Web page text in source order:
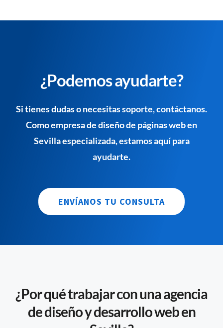
¿Podemos ayudarte?
Si tienes dudas o necesitas soporte, contáctanos.
Como empresa de diseño de páginas web en
Sevilla especializada, estamos aquí para
ayudarte.
ENVÍANOS TU CONSULTA
¿Por qué trabajar con una agencia
de diseño y desarrollo web en